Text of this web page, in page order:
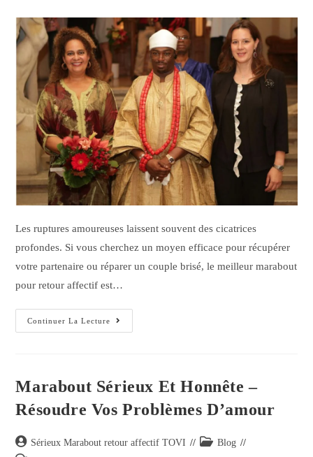
Les ruptures amoureuses laissent souvent des cicatrices
profondes. Si vous cherchez un moyen efficace pour récupérer
votre partenaire ou réparer un couple brisé, le meilleur marabout
pour retour affectif est…
Continuer La Lecture
Marabout Sérieux Et Honnête –
Résoudre Vos Problèmes D’amour
Sérieux Marabout retour affectif TOVI
Blog